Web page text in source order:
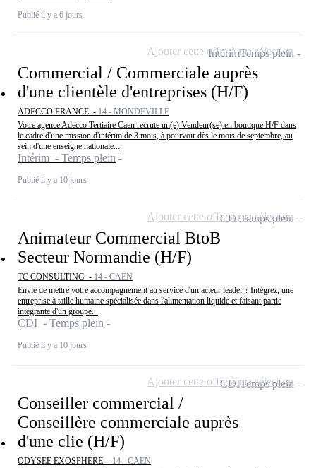
Publié il y a 6 jours
Commercial / Commerciale auprès
d'une clientèle d'entreprises (H/F)
ADECCO FRANCE - 14 - MONDEVILLE
Votre agence Adecco Tertiaire Caen recrute un(e) Vendeur(se) en boutique H/F dans
le cadre d'une mission d'intérim de 3 mois, à pourvoir dès le mois de septembre, au
sein d'une enseigne nationale...
Intérim - Temps plein
Publié il y a 10 jours
IntérimTemps plein
Ajouter cette offre à ma sélection
Animateur Commercial BtoB
Secteur Normandie (H/F)
TC CONSULTING - 14 - CAEN
Envie de mettre votre accompagnement au service d'un acteur leader ? Intégrez, une
entreprise à taille humaine spécialisée dans l'alimentation liquide et faisant partie
intégrante d'un groupe...
CDI - Temps plein
Publié il y a 10 jours
CDITemps plein
Ajouter cette offre à ma sélection
Conseiller commercial /
Conseillère commerciale auprès
d'une clie (H/F)
ODYSEE EXOSPHERE - 14 - CAEN
CDITemps plein
Ajouter cette offre à ma sélection